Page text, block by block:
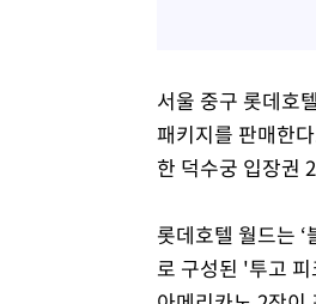
서울 중구 롯데호
패키지를 판매한
한 덕수궁 입장권
롯데호텔 월드는
로 구성된 '투고